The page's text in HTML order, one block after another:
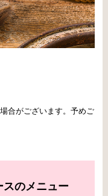
合がございます。予めご
スのメニュー